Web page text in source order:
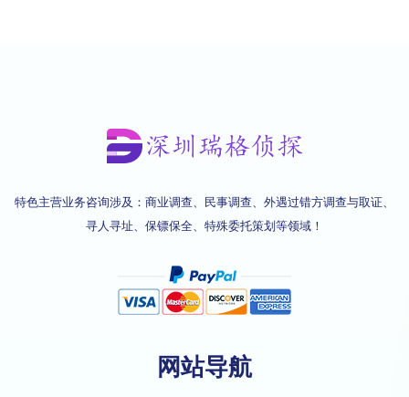
特色主营业务咨询涉及：商业调查、民事调查、外遇过错方调查与取证、
寻人寻址、保镖保全、特殊委托策划等领域！
网站导航